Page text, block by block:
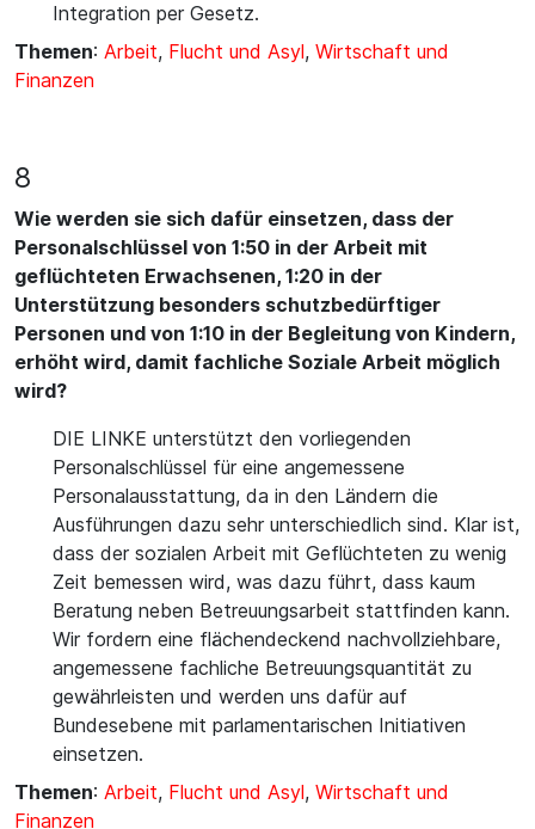
Integration per Gesetz.
Themen: Arbeit, Flucht und Asyl, Wirtschaft und
Finanzen
8
Wie werden sie sich dafür einsetzen, dass der
Personalschlüssel von 1:50 in der Arbeit mit
geflüchteten Erwachsenen, 1:20 in der
Unterstützung besonders schutzbedürftiger
Personen und von 1:10 in der Begleitung von Kindern,
erhöht wird, damit fachliche Soziale Arbeit möglich
wird?
DIE LINKE unterstützt den vorliegenden
Personalschlüssel für eine angemessene
Personalausstattung, da in den Ländern die
Ausführungen dazu sehr unterschiedlich sind. Klar ist,
dass der sozialen Arbeit mit Geflüchteten zu wenig
Zeit bemessen wird, was dazu führt, dass kaum
Beratung neben Betreuungsarbeit stattfinden kann.
Wir fordern eine flächendeckend nachvollziehbare,
angemessene fachliche Betreuungsquantität zu
gewährleisten und werden uns dafür auf
Bundesebene mit parlamentarischen Initiativen
einsetzen.
Themen: Arbeit, Flucht und Asyl, Wirtschaft und
Finanzen